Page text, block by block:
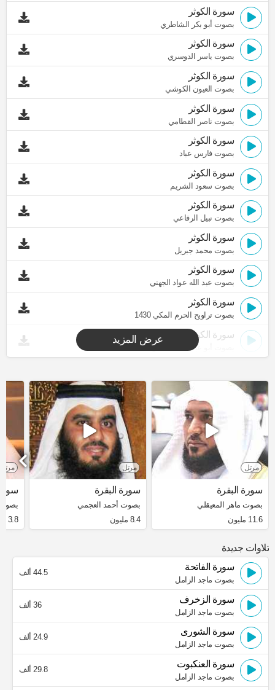
سورة الكوثر
بصوت أبو بكر الشاطري
سورة الكوثر
بصوت ياسر الدوسري
سورة الكوثر
بصوت العيون الكوشي
سورة الكوثر
بصوت ناصر القطامي
سورة الكوثر
بصوت فارس عباد
سورة الكوثر
بصوت سعود الشريم
سورة الكوثر
بصوت نبيل الرفاعي
سورة الكوثر
بصوت محمد جبريل
سورة الكوثر
بصوت عبد الله عواد الجهني
سورة الكوثر
بصوت تراويح الحرم المكي 1430
سورة الكوثر
بصوت أبو عبد الله المظفر
عرض المزيد
مرتل
سورة البقرة
بصوت ماهر المعيقلي
11.6 مليون
مرتل
سورة البقرة
بصوت أحمد العجمي
8.4 مليون
مرتل
3.8 مليون
تلاوات جديدة
سورة الفاتحة
بصوت ماجد الزامل
44.5 ألف
سورة الزخرف
بصوت ماجد الزامل
36 ألف
سورة الشورى
بصوت ماجد الزامل
24.9 ألف
سورة العنكبوت
بصوت ماجد الزامل
29.8 ألف